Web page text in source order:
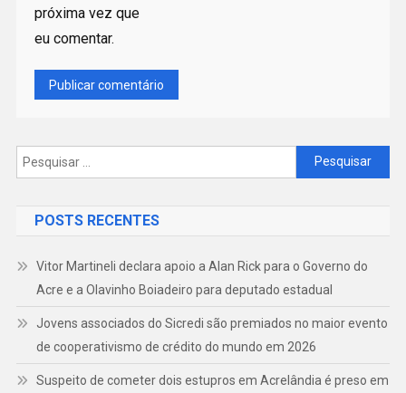
próxima vez que
eu comentar.
Pesquisar
por:
POSTS RECENTES
Vitor Martineli declara apoio a Alan Rick para o Governo do
Acre e a Olavinho Boiadeiro para deputado estadual
Jovens associados do Sicredi são premiados no maior evento
de cooperativismo de crédito do mundo em 2026
Suspeito de cometer dois estupros em Acrelândia é preso em